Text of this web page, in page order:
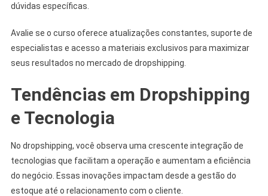
dúvidas específicas.
Avalie se o curso oferece atualizações constantes, suporte de
especialistas e acesso a materiais exclusivos para maximizar
seus resultados no mercado de dropshipping.
Tendências em Dropshipping
e Tecnologia
No dropshipping, você observa uma crescente integração de
tecnologias que facilitam a operação e aumentam a eficiência
do negócio. Essas inovações impactam desde a gestão do
estoque até o relacionamento com o cliente.